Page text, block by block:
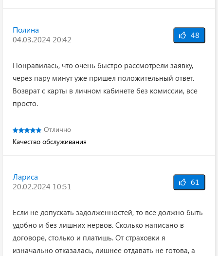
Полина
04.03.2024 20:42
48
Понравилась, что очень быстро рассмотрели заявку,
через пару минут уже пришел положительный ответ.
Возврат с карты в личном кабинете без комиссии, все
просто.
Отлично
Качество обслуживания
Лариса
20.02.2024 10:51
61
Если не допускать задолженностей, то все должно быть
удобно и без лишних нервов. Сколько написано в
договоре, столько и платишь. От страховки я
изначально отказалась, лишнее отдавать не готова, а